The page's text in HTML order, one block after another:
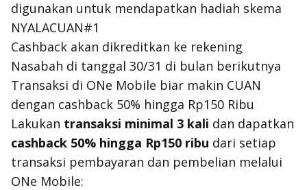
digunakan untuk mendapatkan hadiah skema
NYALACUAN#1
Cashback akan dikreditkan ke rekening
Nasabah di tanggal 30/31 di bulan berikutnya
Transaksi di ONe Mobile biar makin CUAN
dengan cashback 50% hingga Rp150 Ribu
Lakukan transaksi minimal 3 kali dan dapatkan
cashback 50% hingga Rp150 ribu dari setiap
transaksi pembayaran dan pembelian melalui
ONe Mobile: